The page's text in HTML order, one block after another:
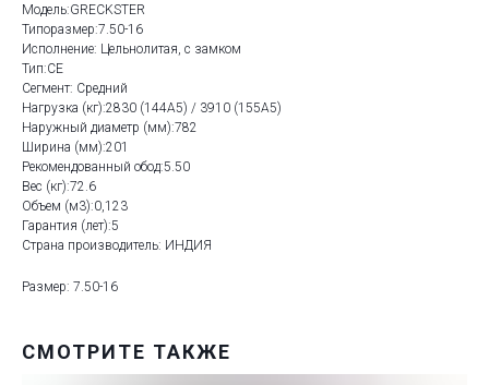
Модель:GRECKSTER
Типоразмер:7.50-16
Исполнение: Цельнолитая, с замком
Тип:CE
Сегмент: Средний
Нагрузка (кг):2830 (144A5) / 3910 (155A5)
Наружный диаметр (мм):782
Ширина (мм):201
Рекомендованный обод:5.50
Вес (кг):72.6
Объем (м3):0,123
Гарантия (лет):5
Страна производитель: ИНДИЯ
Размер: 7.50-16
СМОТРИТЕ ТАКЖЕ